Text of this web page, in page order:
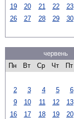
19
20 21 22 23
26
27 28 29 30
червень
Пн
Вт Ср Чт Пт
2
3 4 5 6
9
10 11 12 13
16
17 18 19 20